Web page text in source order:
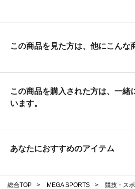
この商品を見た方は、他にこんな
この商品を購入された方は、一緒
います。
あなたにおすすめのアイテム
総合TOP > MEGA SPORTS >
競技・ス